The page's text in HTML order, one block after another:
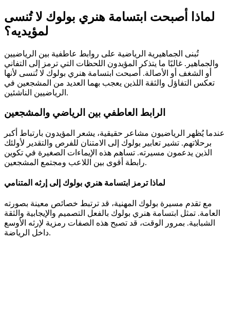
لماذا أصبحت ابتسامة هنري بولوك لا تُنسى
لمؤيديه؟
تُبنى الجماهيرية الرياضية على روابط عاطفية بين الرياضيين
والجماهير. غالبًا ما يتذكر المؤيدون اللحظات التي ترمز إلى التفاني
أو الشغف أو الأصالة. أصبحت ابتسامة هنري بولوك لا تُنسى لأنها
تعكس التفاؤل والثقة اللذين يعجب بهما العديد من المشجعين في
الرياضيين الناشئين.
الرابط العاطفي بين الرياضي والمشجعين
عندما يُظهر الرياضيون مشاعر حقيقية، يشعر المؤيدون بارتباط أكبر
برحلاتهم. تشير تعابير بولوك إلى الامتنان للفرص والتقدير لأولئك
الذين يدعمون مسيرته. تساهم هذه الإيماءات الصغيرة في تكوين
رابطة أقوى بين اللاعب ومجتمع المشجعين.
لماذا ترمز ابتسامة هنري بولوك إلى إرثه المتنامي
مع تقدم مسيرة بولوك المهنية، قد ترتبط خصائص معينة بصورته
العامة. تمثل ابتسامة هنري بولوك بالفعل التصميم والإيجابية والثقة
الشبابية. بمرور الوقت، قد تصبح هذه الصفات رمزية لإرثه الأوسع
داخل الرياضة.